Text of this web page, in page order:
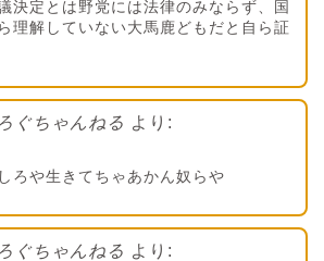
決定とは野党には法律のみならず、国
理解していない大馬鹿どもだと自ら証
ぐちゃんねる より:
ろや生きてちゃあかん奴らや
ぐちゃんねる より: